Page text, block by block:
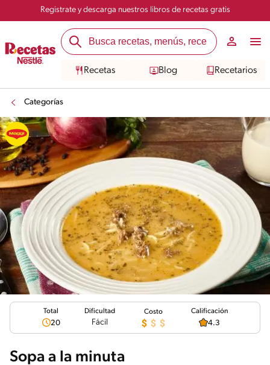
Registrate y descarga nuestros libros de recetas gratis
Recetas Blog Recetarios
Categorías
Total
20
Dificultad
Fácil
Costo Calificación
4.3
Sopa a la minuta